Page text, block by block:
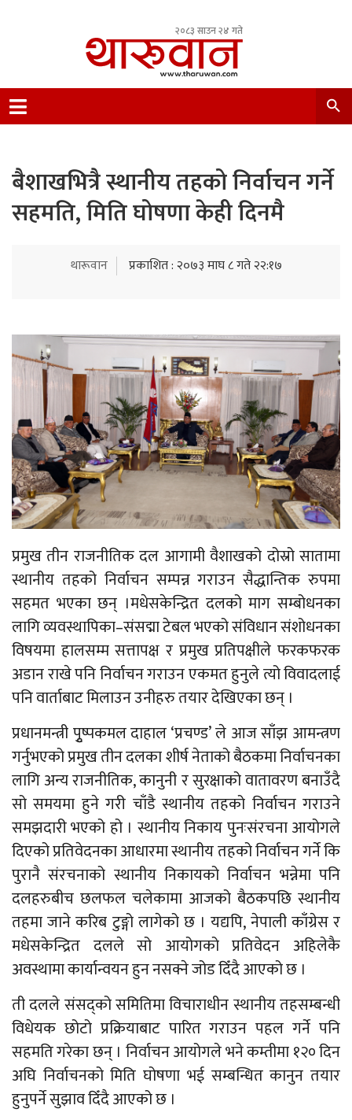
२०८३ साउन २४ गते
Nepal.
बैशाखभित्रै स्थानीय तहको निर्वाचन गर्ने
सहमति, मिति घोषणा केही दिनमै
थारूवान प्रकाशित : २०७३ माघ ८ गते २२:१७
प्रमुख तीन राजनीतिक दल आगामी वैशाखको दोस्रो सातामा
स्थानीय तहको निर्वाचन सम्पन्न गराउन सैद्धान्तिक रुपमा
सहमत भएका छन् ।मधेसकेन्द्रित दलको माग सम्बोधनका
लागि व्यवस्थापिका–संसद्मा टेबल भएको संविधान संशोधनका
विषयमा हालसम्म सत्तापक्ष र प्रमुख प्रतिपक्षीले फरकफरक
अडान राखे पनि निर्वाचन गराउन एकमत हुनुले त्यो विवादलाई
पनि वार्ताबाट मिलाउन उनीहरु तयार देखिएका छन् ।
प्रधानमन्त्री पुृष्पकमल दाहाल ‘प्रचण्ड’ ले आज साँझ आमन्त्रण
गर्नुभएको प्रमुख तीन दलका शीर्ष नेताको बैठकमा निर्वाचनका
लागि अन्य राजनीतिक, कानुनी र सुरक्षाको वातावरण बनाउँदै
सो समयमा हुने गरी चाँडै स्थानीय तहको निर्वाचन गराउने
समझदारी भएको हो । स्थानीय निकाय पुनःसंरचना आयोगले
दिएको प्रतिवेदनका आधारमा स्थानीय तहको निर्वाचन गर्ने कि
पुरानै संरचनाको स्थानीय निकायको निर्वाचन भन्नेमा पनि
दलहरुबीच छलफल चलेकामा आजको बैठकपछि स्थानीय
तहमा जाने करिब टुङ्गो लागेको छ । यद्यपि, नेपाली काँग्रेस र
मधेसकेन्द्रित दलले सो आयोगको प्रतिवेदन अहिलेकै
अवस्थामा कार्यान्वयन हुन नसक्ने जोड दिँदै आएको छ ।
ती दलले संसद्को समितिमा विचाराधीन स्थानीय तहसम्बन्धी
विधेयक छोटो प्रक्रियाबाट पारित गराउन पहल गर्ने पनि
सहमति गरेका छन् । निर्वाचन आयोगले भने कम्तीमा १२० दिन
अघि निर्वाचनको मिति घोषणा भई सम्बन्धित कानुन तयार
हुनुपर्ने सुझाव दिँदै आएको छ ।